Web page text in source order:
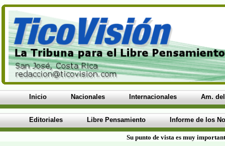
Inicio Nacionales Internacionales Am.
Editoriales Libre Pensamiento Informe de los
Su punto de vista es muy